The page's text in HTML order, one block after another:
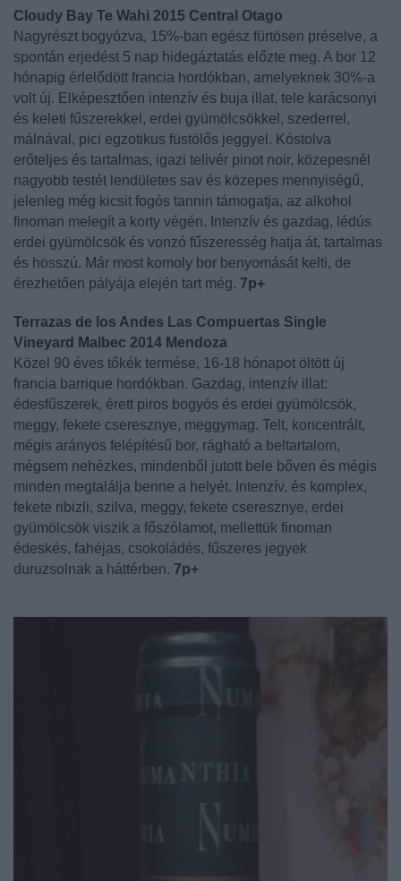
Cloudy Bay Te Wahi 2015 Central Otago
Nagyrészt bogyózva, 15%-ban egész fürtösen préselve, a
spontán erjedést 5 nap hidegáztatás előzte meg. A bor 12
hónapig érlelődött francia hordókban, amelyeknek 30%-a
volt új. Elképesztően intenzív és buja illat, tele karácsonyi
és keleti fűszerekkel, erdei gyümölcsökkel, szederrel,
málnával, pici egzotikus füstölős jeggyel. Kóstolva
erőteljes és tartalmas, igazi telivér pinot noir, közepesnél
nagyobb testét lendületes sav és közepes mennyiségű,
jelenleg még kicsit fogós tannin támogatja, az alkohol
finoman melegít a korty végén. Intenzív és gazdag, lédús
erdei gyümölcsök és vonzó fűszeresség hatja át, tartalmas
és hosszú. Már most komoly bor benyomását kelti, de
érezhetően pályája elején tart még. 7p+
Terrazas de los Andes Las Compuertas Single
Vineyard Malbec 2014 Mendoza
Közel 90 éves tőkék termése, 16-18 hónapot öltött új
francia barrique hordókban. Gazdag, intenzív illat:
édesfűszerek, érett piros bogyós és erdei gyümölcsök,
meggy, fekete cseresznye, meggymag. Telt, koncentrált,
mégis arányos felépítésű bor, rágható a beltartalom,
mégsem nehézkes, mindenből jutott bele bőven és mégis
minden megtalálja benne a helyét. Intenzív, és komplex,
fekete ribizli, szilva, meggy, fekete cseresznye, erdei
gyümölcsök viszik a főszólamot, mellettük finoman
édeskés, fahéjas, csokoládés, fűszeres jegyek
duruzsolnak a háttérben. 7p+